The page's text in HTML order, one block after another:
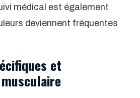
médical est également
deviennent fréquentes
et